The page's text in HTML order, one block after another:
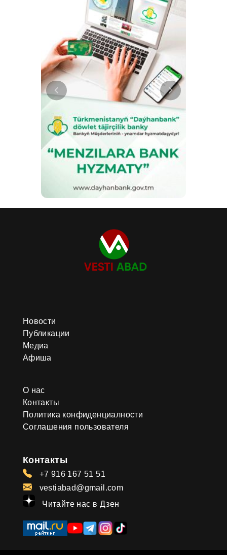
Новости
Публикации
Медиа
Афиша
О нас
Контакты
Политика конфиденциалности
Соглашения пользователя
Контакты
+7 916 167 51 51
vestiabad@gmail.com
Читайте нас в Дзен